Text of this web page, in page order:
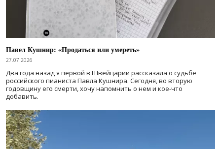
Павел Кушнир: «Продаться или умереть»
27.07.2026
Два года назад я первой в Швейцарии рассказала о судьбе
российского пианиста Павла Кушнира. Сегодня, во вторую
годовщину его смерти, хочу напомнить о нем и кое-что
добавить.